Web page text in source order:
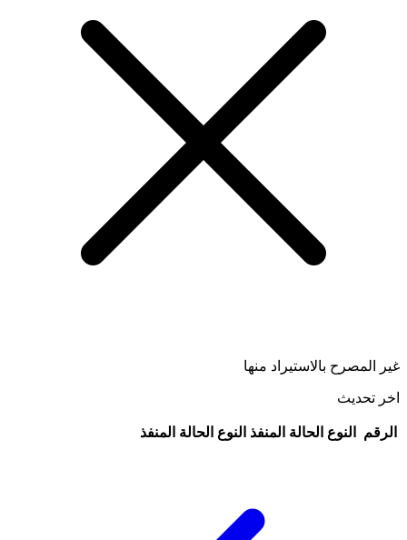
غير المصرح بالاستيراد منها
اخر تحديث
الرقم النوع الحالة المنفذ النوع الحالة المنفذ